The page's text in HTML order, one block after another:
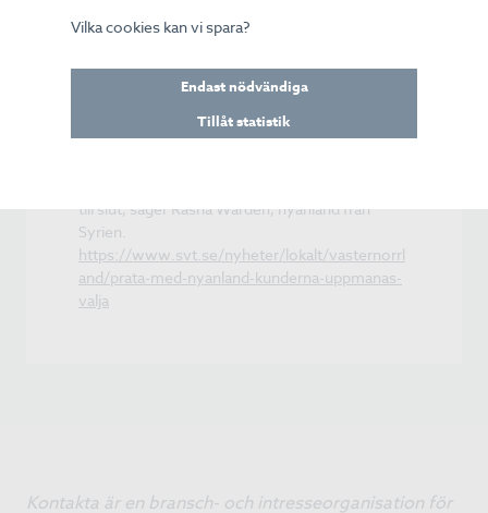
Starka känslor
med irriterade kunder som har tekniska problem
med sina tjänster eller sitt utbud. Hur man
hanterar och bemöter starka känslor från
kundernas sida är en del av utbildningen.
till slut, säger Rasha Wardeh, nyanländ från
Syrien.
https://www.svt.se/nyheter/lokalt/vasternorrl
and/prata-med-nyanland-kunderna-uppmanas-
valja
Kontakta är en bransch- och intresseorganisation för
Vilka cookies kan vi spara?
Endast nödvändiga
Tillåt statistik